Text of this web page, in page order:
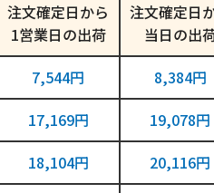
注文確定日から
1営業日
注文確定日
当日
7,544円
8,384円
17,169円
19,078円
18,104円
20,116円